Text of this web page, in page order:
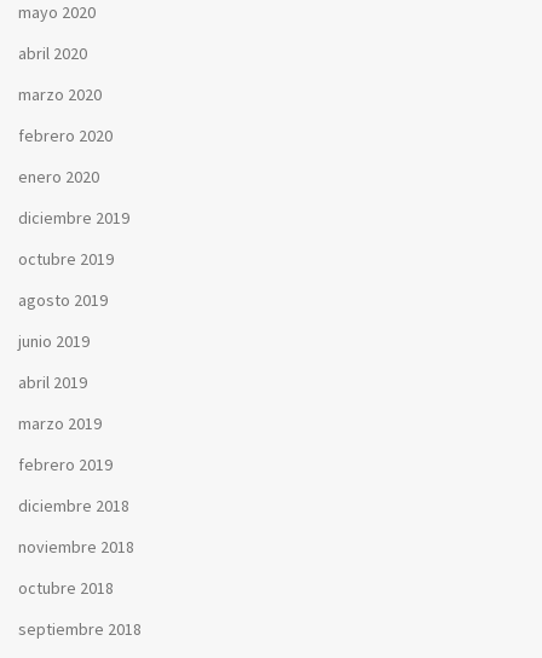
mayo 2020
abril 2020
marzo 2020
febrero 2020
enero 2020
diciembre 2019
octubre 2019
agosto 2019
junio 2019
abril 2019
marzo 2019
febrero 2019
diciembre 2018
noviembre 2018
octubre 2018
septiembre 2018